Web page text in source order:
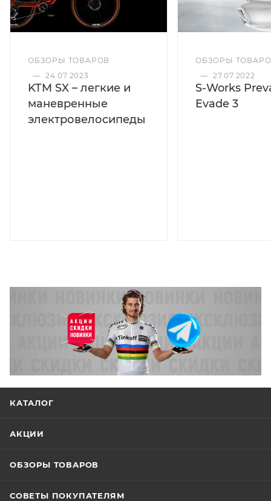
ОБЗОРЫ ТОВАРОВ
— 24.07.2023
KTM SX – легкие и
маневренные
электровелосипеды
ОБЗОРЫ
— 27.07.2022
S-Works
Evade 3
КАТАЛОГ
АКЦИИ
ОБЗОРЫ ТОВАРОВ
СОВЕТЫ ПОКУПАТЕЛЯМ